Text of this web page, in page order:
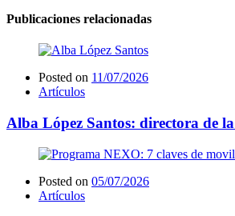
Publicaciones relacionadas
Posted on 11/07/2026
Artículos
Alba López Santos: directora de
Posted on 05/07/2026
Artículos